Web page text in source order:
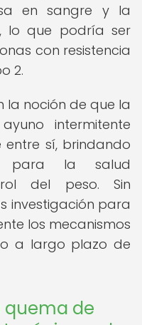
en sangre y la
lo que podría ser
con resistencia
2.
la noción de que la
intermitente
sí, brindando
para la salud
del peso. Sin
investigación para
los mecanismos
a largo plazo de
quema de